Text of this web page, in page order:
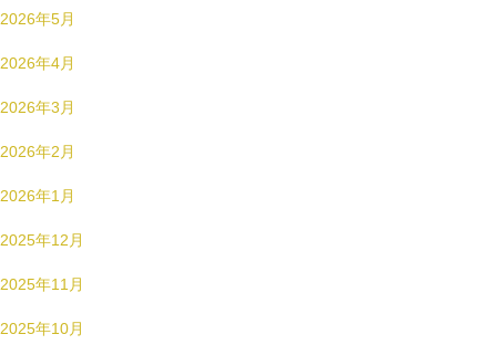
2026年5月
2026年4月
2026年3月
2026年2月
2026年1月
2025年12月
2025年11月
2025年10月